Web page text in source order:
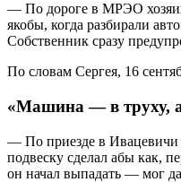
— По дороге в МРЭО хозяин
якобы, когда разбирали
Собственник сразу
По словам Сергея, 16
«Машина — в труху,
— По приезде в Ивацевичи
подвеску сделал абы как,
он начал выпадать — мог